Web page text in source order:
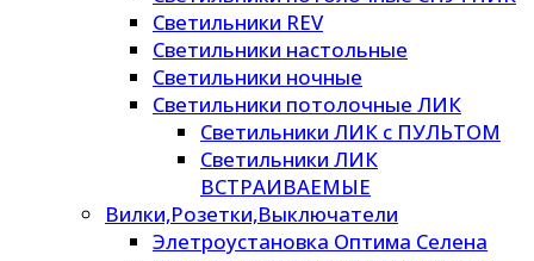
Светильники REV
Светильники настольные
Светильники ночные
Светильники потолочные ЛИК
Светильники ЛИК с ПУЛЬТОМ
Светильники ЛИК
ВСТРАИВАЕМЫЕ
Вилки,Розетки,Выключатели
Элетроустановка Оптима Селена